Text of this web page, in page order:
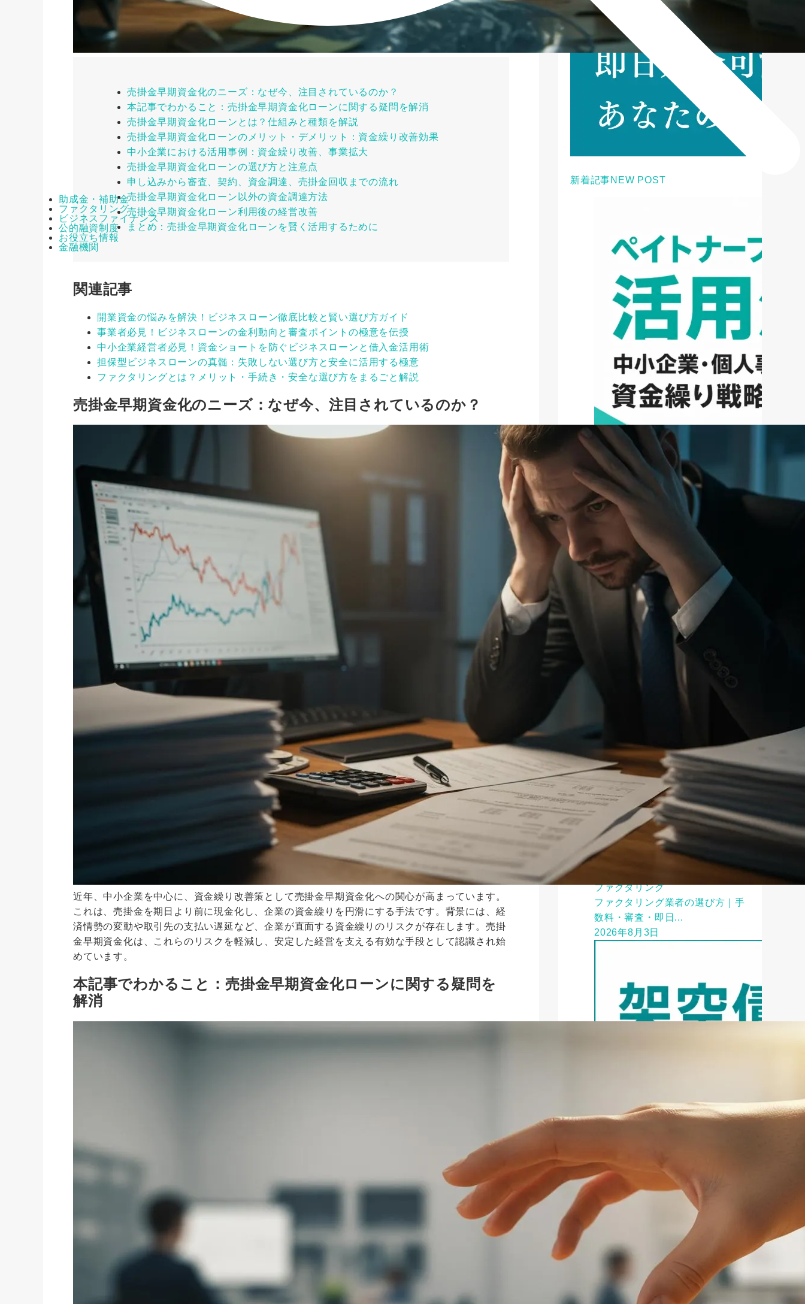
助成金・補助金
ファクタリング
ビジネスファイナンス
公的融資制度
お役立ち情報
金融機関
売掛金早期資金化のニーズ：なぜ今、注目されているのか？
本記事でわかること：売掛金早期資金化ローンに関する疑問を解消
売掛金早期資金化ローンとは？仕組みと種類を解説
売掛金早期資金化ローンのメリット・デメリット：資金繰り改善効果
中小企業における活用事例：資金繰り改善、事業拡大
売掛金早期資金化ローンの選び方と注意点
申し込みから審査、契約、資金調達、売掛金回収までの流れ
売掛金早期資金化ローン以外の資金調達方法
売掛金早期資金化ローン利用後の経営改善
まとめ：売掛金早期資金化ローンを賢く活用するために
関連記事
開業資金の悩みを解決！ビジネスローン徹底比較と賢い選び方ガイド
事業者必見！ビジネスローンの金利動向と審査ポイントの極意を伝授
中小企業経営者必見！資金ショートを防ぐビジネスローンと借入金活用術
担保型ビジネスローンの真髄：失敗しない選び方と安全に活用する極意
ファクタリングとは？メリット・手続き・安全な選び方をまるごと解説
売掛金早期資金化のニーズ：なぜ今、注目されているのか？
近年、中小企業を中心に、資金繰り改善策として売掛金早期資金化への関心が高まっています。
これは、売掛金を期日より前に現金化し、企業の資金繰りを円滑にする手法です。背景には、経
済情勢の変動や取引先の支払い遅延など、企業が直面する資金繰りのリスクが存在します。売掛
金早期資金化は、これらのリスクを軽減し、安定した経営を支える有効な手段として認識され始
めています。
本記事でわかること：売掛金早期資金化ローンに関する疑問を
解消
新着記事NEW POST
ファクタリング
ペイトナーファクタリングの活用
法｜中小企業・個...
2026年8月5日
ファクタリング
ファクタリング業者の選び方｜手
数料・審査・即日...
2026年8月3日
ファクタリング